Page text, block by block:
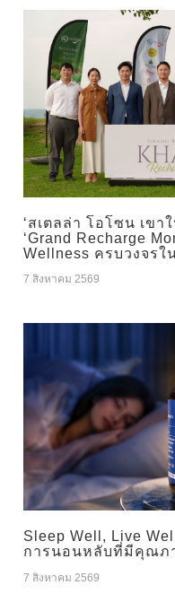
‘สเตลล่า โอโซน เข
‘Grand Recharge
Wellness ครบวงจรใ
7 สิงหาคม 2569
Sleep Well, Live
การนอนหลับที่มีคุณภ
7 สิงหาคม 2569